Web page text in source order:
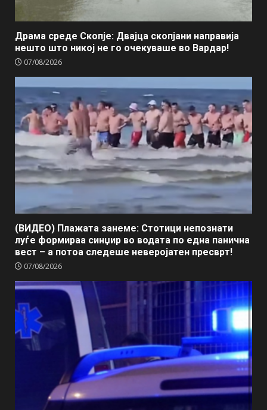
Драма среде Скопје: Двајца скопјани направија
нешто што никој не го очекуваше во Вардар!
07/08/2026
(ВИДЕО) Плажата занеме: Стотици непознати
луѓе формираа синџир во водата по една панична
вест – а потоа следеше неверојатен пресврт!
07/08/2026